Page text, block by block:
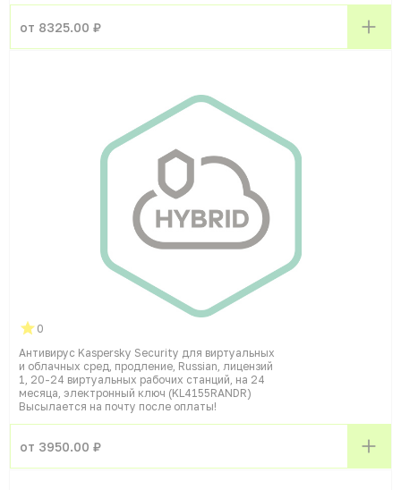
от 8325.00 ₽
0
Антивирус Kaspersky Security для виртуальных
и облачных сред, продление, Russian, лицензий
1, 20-24 виртуальных рабочих станций, на 24
месяца, электронный ключ (KL4155RANDR)
Высылается на почту после оплаты!
от 3950.00 ₽